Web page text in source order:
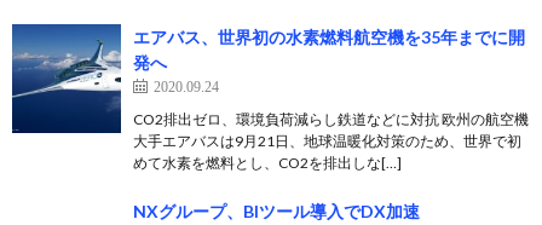
エアバス、世界初の水素燃料航空機を35年までに開
発へ
2020.09.24
CO2排出ゼロ、環境負荷減らし鉄道などに対抗 欧州の航空機
大手エアバスは9月21日、地球温暖化対策のため、世界で初
めて水素を燃料とし、CO2を排出しな[…]
NXグループ、BIツール導入でDX加速